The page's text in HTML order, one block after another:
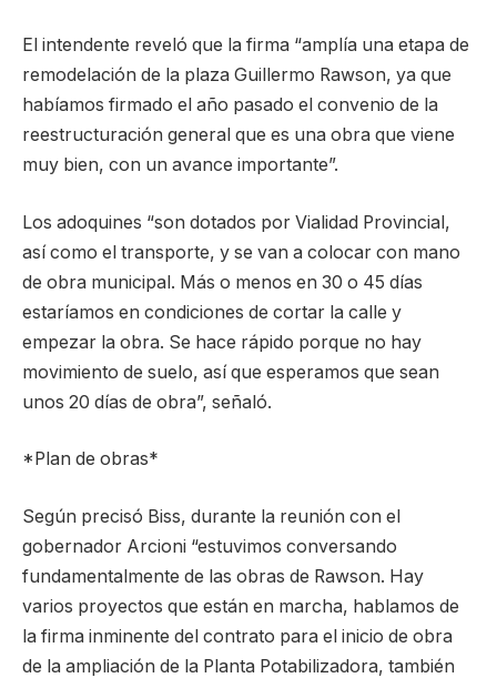
El intendente reveló que la firma “amplía una etapa de
remodelación de la plaza Guillermo Rawson, ya que
habíamos firmado el año pasado el convenio de la
reestructuración general que es una obra que viene
muy bien, con un avance importante”.
Los adoquines “son dotados por Vialidad Provincial,
así como el transporte, y se van a colocar con mano
de obra municipal. Más o menos en 30 o 45 días
estaríamos en condiciones de cortar la calle y
empezar la obra. Se hace rápido porque no hay
movimiento de suelo, así que esperamos que sean
unos 20 días de obra”, señaló.
*Plan de obras*
Según precisó Biss, durante la reunión con el
gobernador Arcioni “estuvimos conversando
fundamentalmente de las obras de Rawson. Hay
varios proyectos que están en marcha, hablamos de
la firma inminente del contrato para el inicio de obra
de la ampliación de la Planta Potabilizadora, también